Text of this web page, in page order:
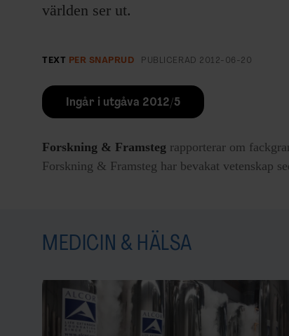
världen ser ut.
TEXT PER SNAPRUD PUBLICERAD 2012-06-20
Ingår i utgåva 2012/5
Forskning & Framsteg rapporterar om
Forskning & Framsteg har bevakat vetenskap
MEDICIN & HÄLSA